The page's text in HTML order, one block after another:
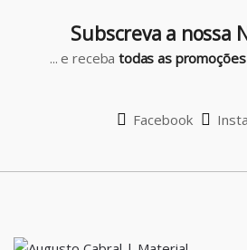
Subscreva a nossa
... e recebatodas as
Facebook